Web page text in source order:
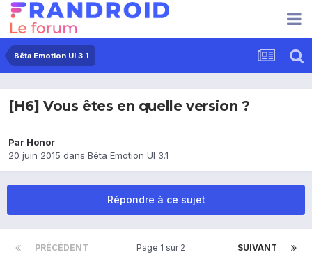
Bêta Emotion UI 3.1
[H6] Vous êtes en quelle version ?
Par Honor
20 juin 2015 dans Bêta Emotion UI 3.1
Répondre à ce sujet
PRÉCÉDENT SUIVANT
Page 1 sur 2